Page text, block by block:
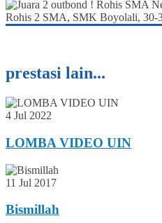
prestasi lain...
4 Jul 2022
LOMBA VIDEO UIN
11 Jul 2017
Bismillah